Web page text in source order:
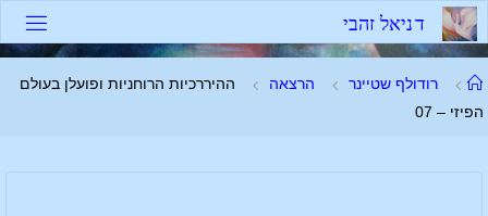
דניאל זהבי
רודולף שטיינר הרצאה
ההיררכיות הרוחניות ופועלן בעולם
הפיזי – 07